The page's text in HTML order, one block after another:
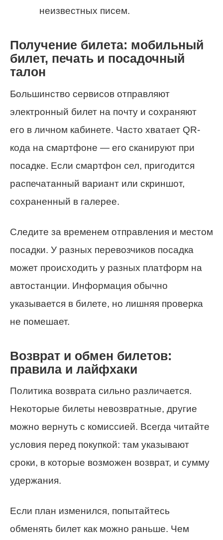
неизвестных писем.
Получение билета: мобильный
билет, печать и посадочный
талон
Большинство сервисов отправляют
электронный билет на почту и сохраняют
его в личном кабинете. Часто хватает QR-
кода на смартфоне — его сканируют при
посадке. Если смартфон сел, пригодится
распечатанный вариант или скриншот,
сохраненный в галерее.
Следите за временем отправления и местом
посадки. У разных перевозчиков посадка
может происходить у разных платформ на
автостанции. Информация обычно
указывается в билете, но лишняя проверка
не помешает.
Возврат и обмен билетов:
правила и лайфхаки
Политика возврата сильно различается.
Некоторые билеты невозвратные, другие
можно вернуть с комиссией. Всегда читайте
условия перед покупкой: там указывают
сроки, в которые возможен возврат, и сумму
удержания.
Если план изменился, попытайтесь
обменять билет как можно раньше. Чем